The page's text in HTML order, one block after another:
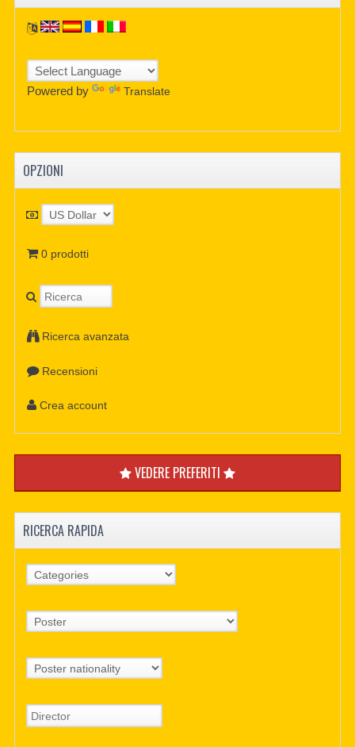
Powered by Translate
OPZIONI
0 prodotti
Ricerca avanzata
Recensioni
Crea account
VEDERE PREFERITI
RICERCA RAPIDA